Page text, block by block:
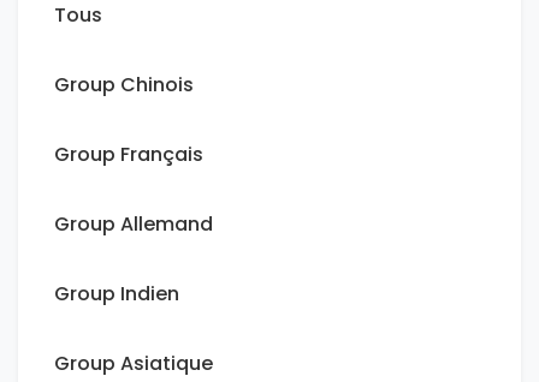
Tous
Group Chinois
Group Français
Group Allemand
Group Indien
Group Asiatique